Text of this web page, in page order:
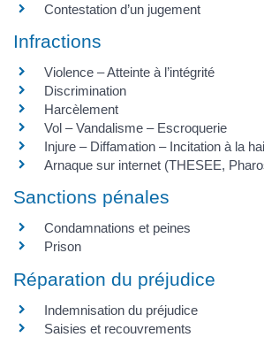
Contestation d’un jugement
Infractions
Violence – Atteinte à l’intégrité
Discrimination
Harcèlement
Vol – Vandalisme – Escroquerie
Injure – Diffamation – Incitation à la
Arnaque sur internet (THESEE,
Sanctions pénales
Condamnations et peines
Prison
Réparation du préjudice
Indemnisation du préjudice
Saisies et recouvrements